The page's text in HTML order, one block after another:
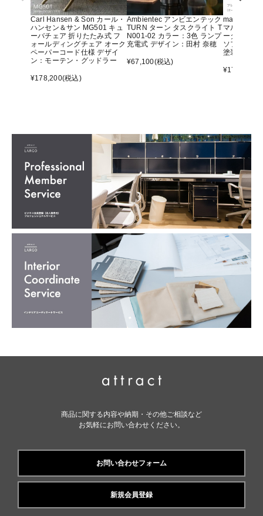
Carl Hansen & Son カール・
ハンセン＆サン MG501 キュ
ーバチェア 折りたたみ式 フ
ォールディングチェア オーク
ペーパーコード仕様 デザイ
ン：モーテン・グッドラー
¥178,200(税込)
Ambientec アンビエンテック
TURN ターン タスクライト T
N001-02 カラー：3色 ランプ
充電式 デザイン：田村 奈穂
¥67,100(税込)
maruni マ
マルニ60
ーター ア
ソファ オ
塗装）
¥176,000
商品に関する内容や納期・その他ご相談など
お気軽にお問い合わせください。
お問い合わせフォーム
新規会員登録